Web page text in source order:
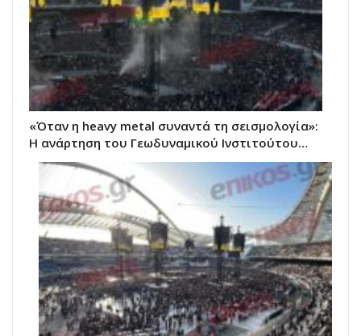
«Όταν η heavy metal συναντά τη σεισμολογία»:
Η ανάρτηση του Γεωδυναμικού Ινστιτούτου…